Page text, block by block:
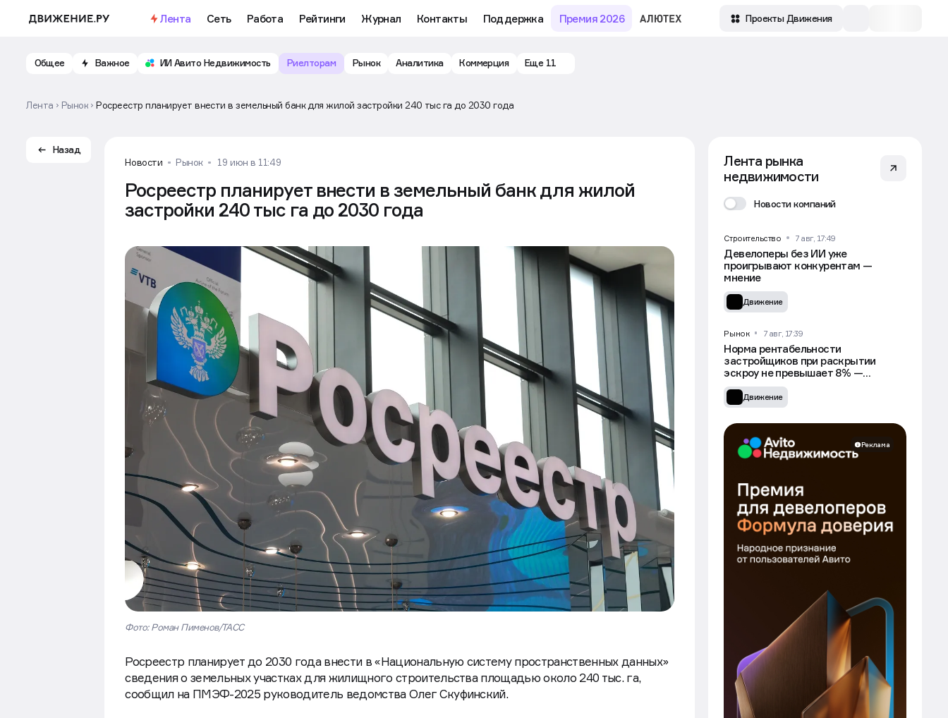
Важное Откройте доступ к бесплатному обучению и аналитике рынка в личном кабинете риелтора Зарегистрироваться
Лента Сеть Работа Рейтинги Журнал Контакты Поддержка Премия 2026 Проекты Движения
Общее Важное ИИ Авито Недвижимость Риелторам Рынок Аналитика Коммерция Еще 11
Лента Рынок Росреестр планирует внести в земельный банк для жилой застройки 240 тыс га до 2030 года
Назад
Новости
Рынок 19 июн в 11:49
Росреестр планирует внести в земельный банк для жилой
застройки 240 тыс га до 2030 года
Фото: Роман Пименов/ТАСС
Росреестр планирует до 2030 года внести в «Национальную систему пространственных данных»
сведения о земельных участках для жилищного строительства площадью около 240 тыс. га,
сообщил на ПМЭФ-2025 руководитель ведомства Олег Скуфинский.
Лента рынка
недвижимости
Новости компаний
Строительство 7 авг, 17:49
Девелоперы без ИИ уже
проигрывают конкурентам —
мнение
Движение
Рынок 7 авг, 17:39
Норма рентабельности
застройщиков при раскрытии
эскроу не превышает 8% —
Минстрой
Движение
Реклама